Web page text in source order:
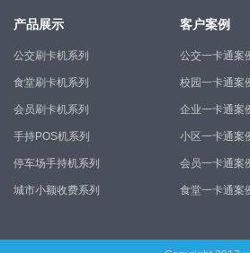
产品展示
公交刷卡机系列
食堂刷卡机系列
会员刷卡机系列
手持POS机系列
停车场手持机系列
城市小额收费系列
客户案例
公交一卡通案
校园一卡通案
企业一卡通案
小区一卡通案
会员一卡通案
食堂一卡通案